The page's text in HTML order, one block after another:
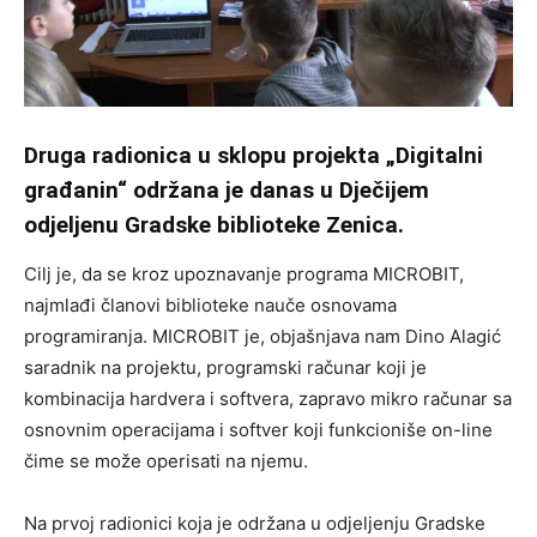
Druga radionica u sklopu projekta „Digitalni
građanin“ održana je danas u Dječijem
odjeljenu Gradske biblioteke Zenica.
Cilj je, da se kroz upoznavanje programa MICROBIT,
najmlađi članovi biblioteke nauče osnovama
programiranja. MICROBIT je, objašnjava nam Dino Alagić
saradnik na projektu, programski računar koji je
kombinacija hardvera i softvera, zapravo mikro računar sa
osnovnim operacijama i softver koji funkcioniše on-line
čime se može operisati na njemu.
Na prvoj radionici koja je održana u odjeljenju Gradske